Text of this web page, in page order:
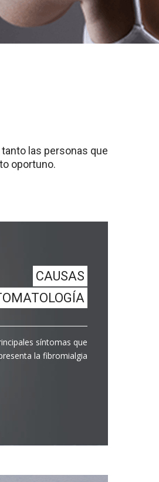
las personas que
oportuno.
CAUSAS
síntomas que
la fibromialgia